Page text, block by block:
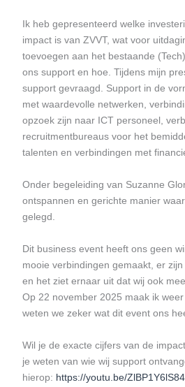
Ik heb gepresenteerd welke
impact is van ZVVT, wat voor
toevoegen aan het bestaande
ons support en hoe. Tijdens mijn
support gevraagd. Support in de
met waardevolle netwerken,
opzoek zijn naar ICT personeel,
recruitmentbureaus voor het
talenten en verbindingen met
Onder begeleiding van Suzanne
ontspannen en gerichte manier
gelegd.
Dit business event heeft ons geen
mooie verbindingen gemaakt, er
en het ziet ernaar uit dat wij ook
Op 22 november 2025 maak ik
weten we zeker wat dit event ons
Wil je de exacte cijfers van de
je weten van wie wij support
hierop: https://youtu.be/ZlBP1Y6lS84